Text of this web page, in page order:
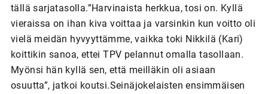
tällä sarjatasolla.”Harvinaista herkkua, tosi on. Kyllä
vieraissa on ihan kiva voittaa ja varsinkin kun voitto oli
vielä meidän hyvyyttämme, vaikka toki Nikkilä (Kari)
koittikin sanoa, ettei TPV pelannut omalla tasollaan.
Myönsi hän kyllä sen, että meilläkin oli asiaan
osuutta”, jatkoi koutsi.Seinäjokelaisten ensimmäisen